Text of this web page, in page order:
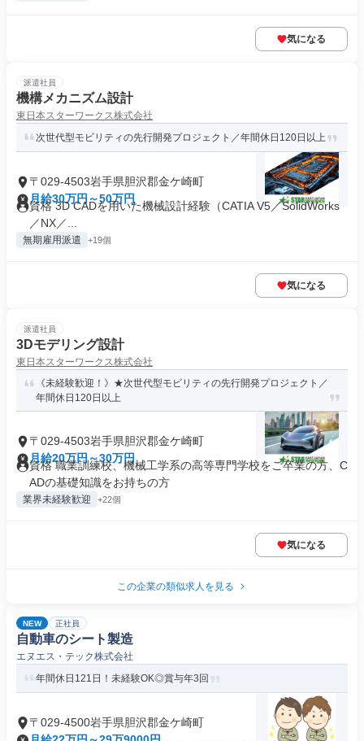
気になる
派遣社員
機構メカニズム設計
東日本スターワークス株式会社
次世代型モビリティの先行開発プロジェクト／年間休日120日以上
〒029-4503岩手県胆沢郡金ケ崎町
月給30万円～50万円
資格 3D CADを用いた機械設計経験（CATIA V5／SolidWorks
／NX／...
無期雇用派遣 +19個
気になる
派遣社員
3Dモデリング設計
東日本スターワークス株式会社
《未経験歓迎！》★次世代型モビリティの先行開発プロジェクト／
年間休日120日以上
〒029-4503岩手県胆沢郡金ケ崎町
月給20万円～30万円
資格 職業訓練校、機械工学系の高等専門学校をご卒業の方、C
ADの基礎知識をお持ちの方
業界未経験歓迎 +22個
気になる
この企業の類似求人を見る
NEW 正社員
自動車のシート製造
エヌエス・テック株式会社
年間休日121日！未経験OK◎賞与年3回
〒029-4500岩手県胆沢郡金ケ崎町